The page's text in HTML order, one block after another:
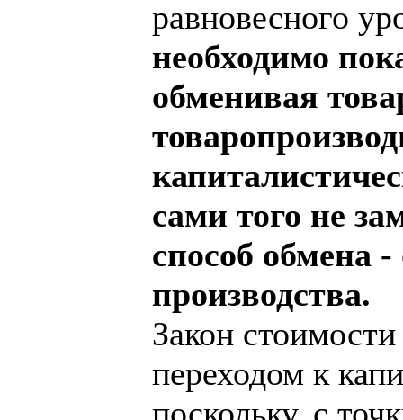
равновесного
необходимо
обменивая
сами того не
способ обмена
производства.
Закон
переходом к